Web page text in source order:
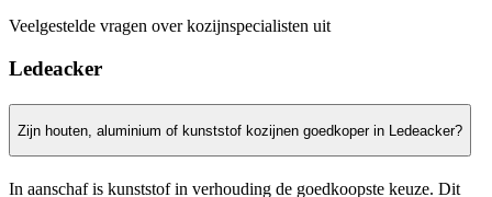
Veelgestelde vragen over kozijnspecialisten uit
Ledeacker
Zijn houten, aluminium of kunststof kozijnen goedkoper in Ledeacker?
In aanschaf is kunststof in verhouding de goedkoopste keuze. Dit